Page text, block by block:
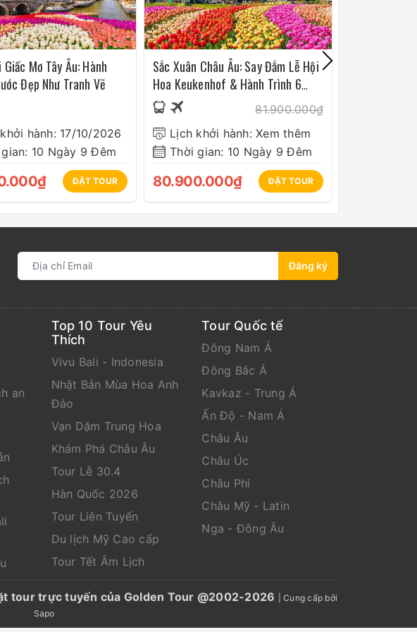
Giấc Mơ Tây Âu: Hành
Đẹp Như Tranh Vẽ
hành: 17/10/2026
10 Ngày 9 Đêm
ĐẶT TOUR
Sắc Xuân Châu Âu: Say Đắm Lễ Hội
Hoa Keukenhof & Hành Trình 6
Nước
81.900.000₫
Lịch khởi hành: Xem thêm
Thời gian: 10 Ngày 9 Đêm
80.900.000₫ ĐẶT TOUR
Đăng ký
an
Top 10 Tour Yêu
Thích
Vivu Bali - Indonesia
Nhật Bản Mùa Hoa Anh
Đào
Vạn Dặm Trung Hoa
Khám Phá Châu Âu
Tour Lễ 30.4
Hàn Quốc 2026
Tour Liên Tuyến
Du lịch Mỹ Cao cấp
Tour Tết Âm Lịch
Tour Quốc tế
Đông Nam Á
Đông Bắc Á
Kavkaz - Trung Á
Ấn Độ - Nam Á
Châu Âu
Châu Úc
Châu Phi
Châu Mỹ - Latin
Nga - Đông Âu
tour trực tuyến của Golden Tour @2002-2026
Cung cấp bởi
Sapo